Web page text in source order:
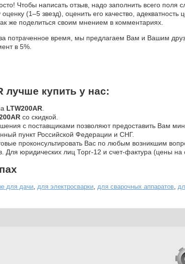
Чтобы написать отзыв, надо заполнить всего поля
(1–5 звезд), оценить его качество, адекватность
же поделиться своим мнением в комментариях.
за потраченное время, мы предлагаем Вам и Вашим
в 5%.
лучше купить у нас:
LTW200AR.
со скидкой.
с поставщиками позволяют предоставить Вам
пункт Российской Федерации и СНГ.
проконсультировать Вас по любым возникшим
Для юридических лиц Торг-12 и счет-фактура (цены
для дачи, для электросварки, для сварочных аппаратов,